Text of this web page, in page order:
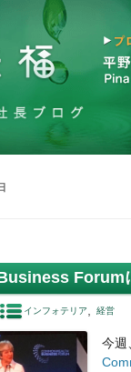
Forum
インフォテリア 経営
今週